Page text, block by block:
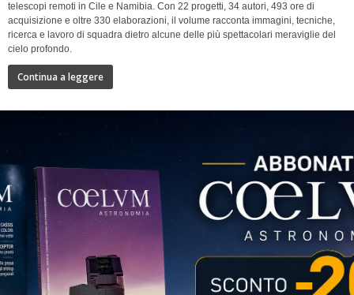
telescopi remoti in Cile e Namibia. Con 22 progetti, 34 autori, 493 ore di
acquisizione e oltre 330 elaborazioni, il volume racconta immagini, tecniche,
ricerca e lavoro di squadra dietro alcune delle più spettacolari meraviglie del
cielo profondo.
Continua a leggere